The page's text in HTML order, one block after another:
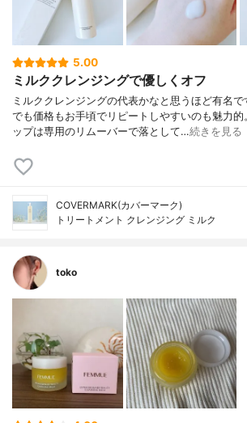
5.00
ミルククレンジングで優しくオフ
ミルククレンジングの代表かなと思うほど有名
でも価格もお手頃でリピートしやすいのも魅力的
ップは専用のリムーバーで落として…続きを見る
COVERMARK(カバーマーク)
トリートメント クレンジング ミルク
toko